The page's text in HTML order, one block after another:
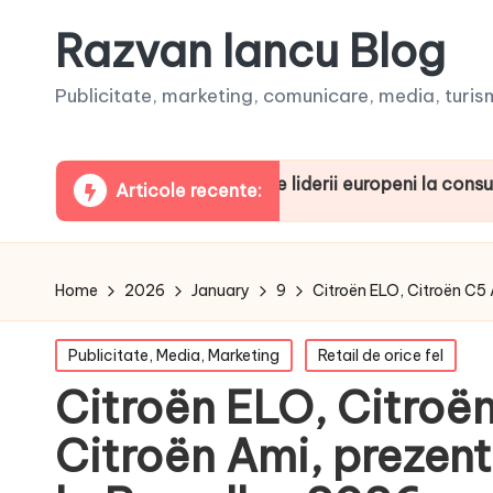
Razvan Iancu Blog
Publicitate, marketing, comunicare, media,
Articole recente:
România, printre liderii europeni la consumul de
Home 2026 January 9 Citroën ELO, Citroën
Posted
in
Publicitate, Media, Marketing Retail de orice fel
Citroën ELO,
Citroën Ami,